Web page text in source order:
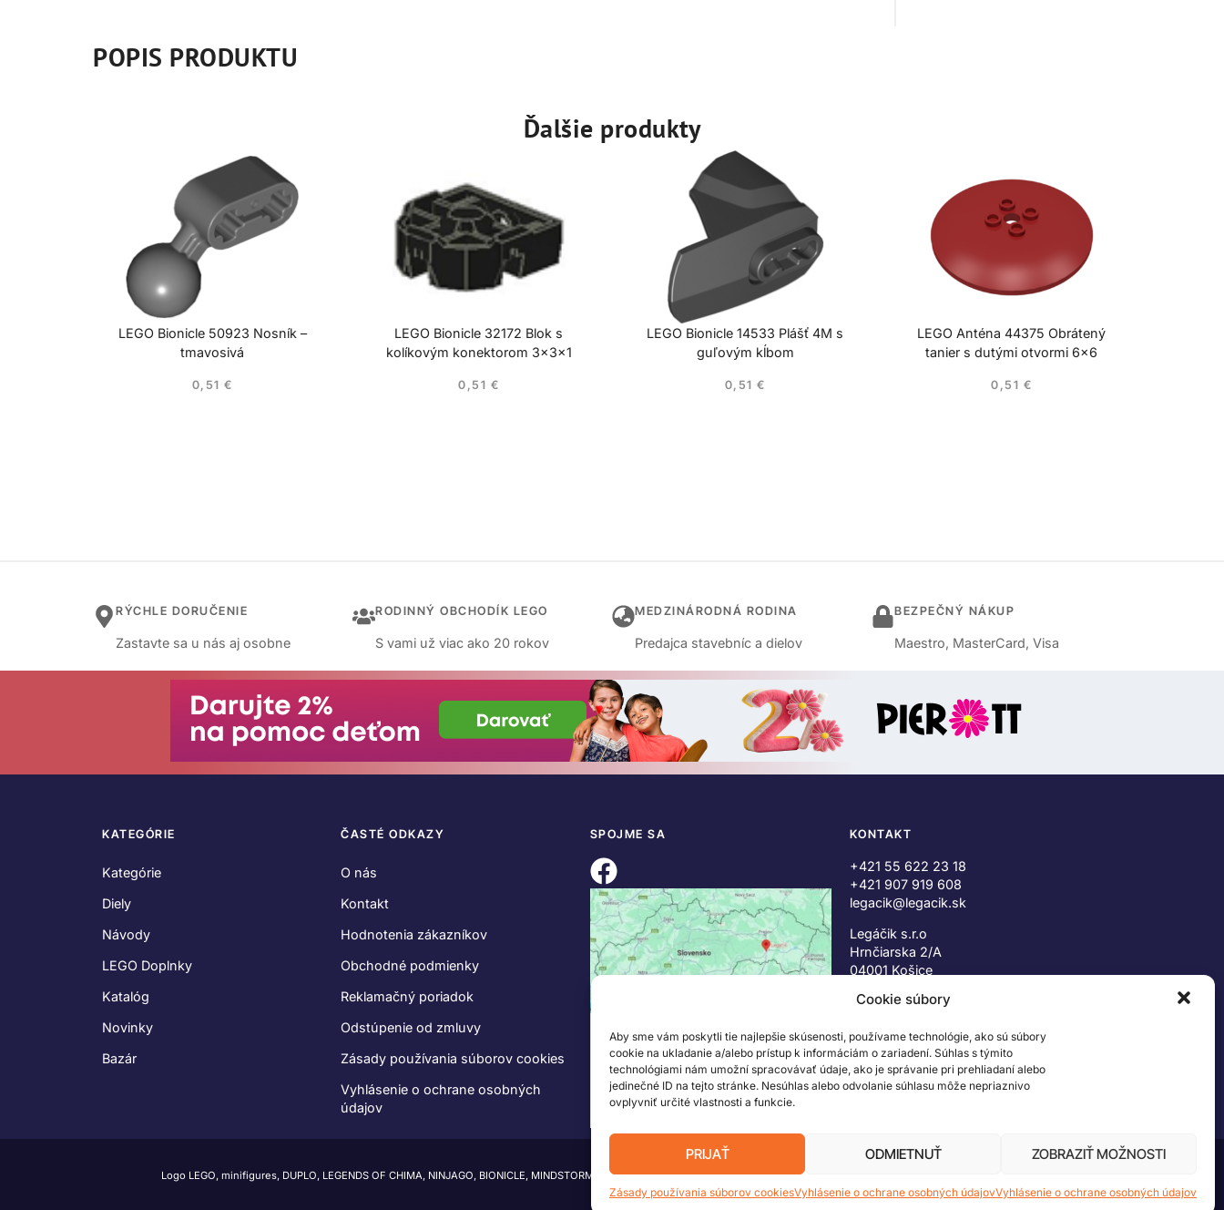
Cookie súbory
Aby sme vám poskytli tie najlepšie skúsenosti, používame technológie, ako sú súbory
cookie na ukladanie a/alebo prístup k informáciám o zariadení. Súhlas s týmito
technológiami nám umožní spracovávať údaje, ako je správanie pri prehliadaní alebo
jedinečné ID na tejto stránke. Nesúhlas alebo odvolanie súhlasu môže nepriaznivo
ovplyvniť určité vlastnosti a funkcie.
PRIJAŤ ODMIETNUŤ ZOBRAZIŤ MOŽNOSTI
Zásady používania súborov cookiesVyhlásenie o ochrane osobných údajovVyhlásenie o ochrane osobných údajov
POPIS PRODUKTU
Ďalšie produkty
LEGO Bionicle 50923 Nosník –
tmavosivá
0,51€
LEGO Bionicle 32172 Blok s
kolíkovým konektorom 3x3x1
0,51 €
LEGO Bionicle 14533 Plášť 4M s
guľovým kĺbom
0,51€
LEGO Anténa 44375 Obrátený
tanier s dutými otvormi 6×6
0,51 €
RÝCHLE DORUČENIE
Zastavte sa u nás aj osobne
RODINNÝ OBCHODÍK LEGO
S vami už viac ako 20 rokov
MEDZINÁRODNÁ RODINA
Predajca stavebníc a dielov
BEZPEČNÝ NÁKUP
Maestro, MasterCard, Visa
KATEGÓRIE
Kategórie
Diely
Návody
LEGO Doplnky
Katalóg
Novinky
Bazár
ČASTÉ ODKAZY
O nás
Kontakt
Hodnotenia zákazníkov
Obchodné podmienky
Reklamačný poriadok
Odstúpenie od zmluvy
Zásady používania súborov cookies
Vyhlásenie o ochrane osobných
údajov
SPOJME SA KONTAKT
+421 55 622 23 18
+421 907 919 608
legacik@legacik.sk
Legáčik s.r.o
Hrnčiarska 2/A
04001 Košice
IČ DPH: SK2023978330
Logo LEGO, minifigures, DUPLO, LEGENDS OF CHIMA, NINJAGO, BIONICLE, MINDSTORMS a MIXELS sú ochranné známky LEGO Group. ©2026 The LEGO Group. Všetky práva vyhradené